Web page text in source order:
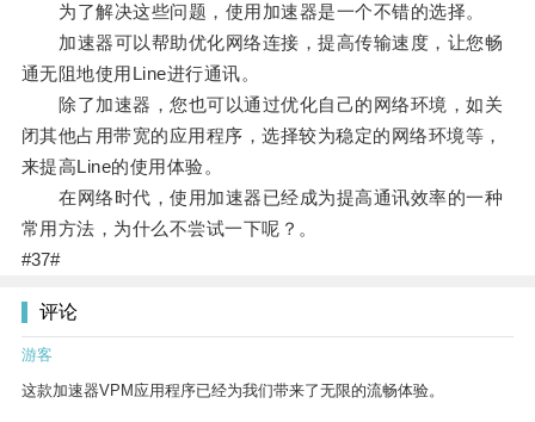
为了解决这些问题，使用加速器是一个不错的选择。
加速器可以帮助优化网络连接，提高传输速度，让您畅
通无阻地使用Line进行通讯。
除了加速器，您也可以通过优化自己的网络环境，如关
闭其他占用带宽的应用程序，选择较为稳定的网络环境等，
来提高Line的使用体验。
在网络时代，使用加速器已经成为提高通讯效率的一种
常用方法，为什么不尝试一下呢？。
#37#
评论
游客
这款加速器VPM应用程序已经为我们带来了无限的流畅体验。